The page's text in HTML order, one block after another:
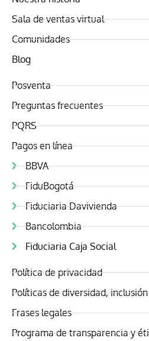
Sala de ventas virtual
Comunidades
Blog
Posventa
Preguntas frecuentes
PQRS
Pagos en línea
BBVA
FiduBogotá
Fiduciaria Davivienda
Bancolombia
Fiduciaria Caja Social
Política de privacidad
Políticas de diversidad,
Frases legales
Programa de transparencia y